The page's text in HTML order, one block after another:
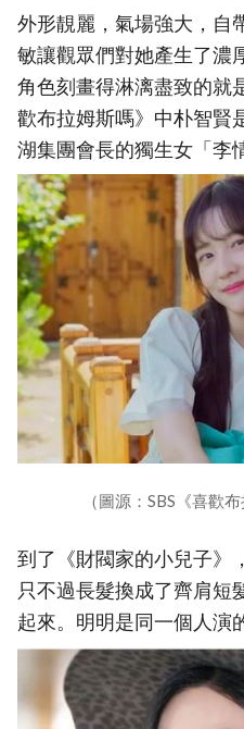
外形靚麗，氣場強大，自
敏讓觀眾們對她產生了濃
角色刻畫得淋漓盡致的就
歡布拉姆斯嗎》中朴智賢
湖集團會長的獨生女「李
（圖源：SBS《喜歡
到了《財閥家的小兒子》
只不過長髮換成了齊肩短
起來。明明是同一個人演